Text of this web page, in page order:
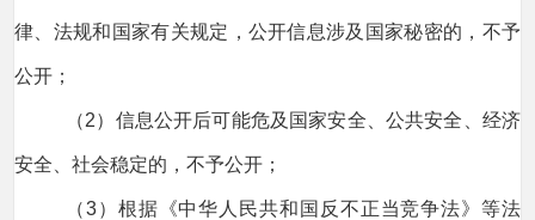
律、法规和国家有关规定，公开信息涉及国家秘密的，不予
公开；
（2）信息公开后可能危及国家安全、公共安全、经济
安全、社会稳定的，不予公开；
（3）根据《中华人民共和国反不正当竞争法》等法